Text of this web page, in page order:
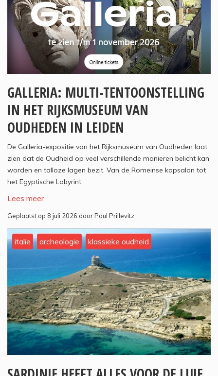
GALLERIA: MULTI-TENTOONSTELLING
IN HET RIJKSMUSEUM VAN
OUDHEDEN IN LEIDEN
De Galleria-expositie van het Rijksmuseum van Oudheden laat
zien dat de Oudheid op veel verschillende manieren belicht kan
worden en talloze lagen bezit. Van de Romeinse kapsalon tot
het Egyptische Labyrint.
Lees meer
Geplaatst op 8 juli 2026 door Paul Prillevitz
italie archeologie klassieke oudheid